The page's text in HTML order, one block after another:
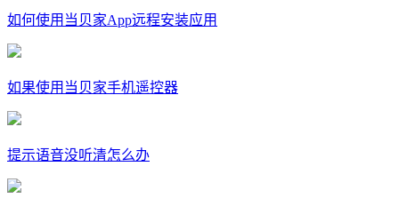
如何使用当贝家App远程安装应用
如果使用当贝家手机遥控器
提示语音没听清怎么办